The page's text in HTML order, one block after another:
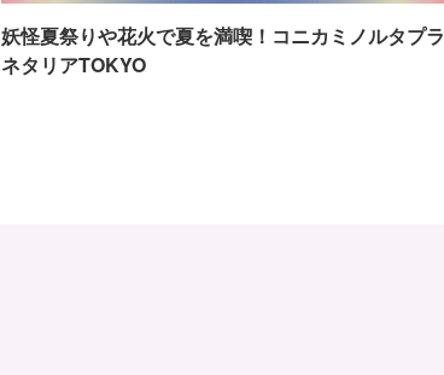
妖怪夏祭りや花火で夏を満喫！コニカミノルタプラ
ネタリアTOKYO